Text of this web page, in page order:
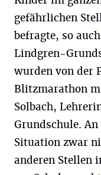
gefährlichen
befragte, so
Lindgren-
wurden von der
Blitzmarathon
Solbach,
Grundschule.
Situation zwar
anderen Stellen